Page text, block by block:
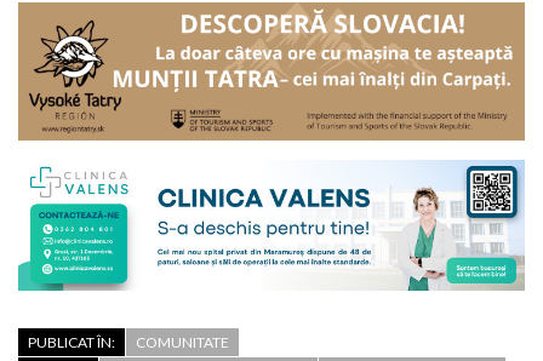
PUBLICAT ÎN:
COMUNITATE